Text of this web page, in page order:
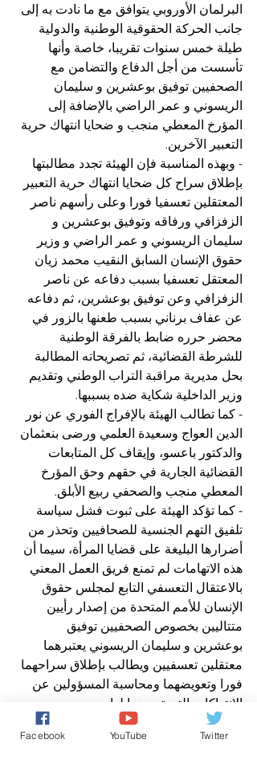
البرلمان الأوروبي يتوافق مع ما نادت به إلى
جانب الحركة الحقوقية الوطنية والدولية
طيلة خمس سنوات تقريبا، خاصة وأنها
تأسست من أجل الدفاع والتضامن مع
الصحفيين توفيق بوعشرين و سليمان
الريسوني و عمر الراضي بالإضافة إلى
المؤرخ المعطي منجب و ضحايا انتهاك حرية
التعبير الآخرين.
- وبهذه المناسبة فإن الهيئة تجدد مطالبتها
بإطلاق سراح كل ضحايا انتهاك حرية التعبير
المعتقلين تعسفيا فورا وعلى رأسهم ناصر
الزفزافي ورفاقه وتوفيق بوعشرين و
سليمان الريسوني و عمر الراضي و وزير
حقوق الإنسان السابق النقيب محمد زيان
المعتقل تعسفيا بسبب دفاعه عن ناصر
الزفزافي وعن توفيق بوعشرين، ثم دفاعه
عن عفاف برناني بسبب طعنها بالزور في
محضر حرره ضابط بالفرقة الوطنية
للشرطة القضائية، ثم تصريحاته المطالبة
بحل مديرية مراقبة التراب الوطني وتقديم
وزير الداخلية شكاية ضده بسببها.
- كما تطالب الهيئة بالإفراج الفوري عن نور
الدين العواج وسعيدة العلمي ورضى بنعثمان
والدكتور باعسو، وإيقاف كل المتابعات
القضائية الجارية في حقهم وحق المؤرخ
المعطي منجب والصحفي ربيع الأبلق.
- كما تؤكد الهيئة على ثبوت فشل سياسة
تلفيق التهم الجنسية للصحافيين وتحذر من
أضرارها البليغة على قضايا المرأة، سيما أن
هذه الاتهامات لم تمنع فريق العمل المعني
بالاعتقال التعسفي التابع لمجلس حقوق
الإنسان للأمم المتحدة من إصدار رأيين
متتاليين بخصوص الصحفيين توفيق
بوعشرين و سليمان الريسوني يعتبرهما
معتقلين تعسفيين ويطالب بإطلاق سراحهما
فورا وتعويضهما ومحاسبة المسؤولين عن
الانتهاكات التي تعرضوا لها.
- وفي الأخير فإن الهيئة تحيي صمود كل
ضحايا انتهاك حرية التعبير المعتقلين تعسفيا
Facebook YouTube Twitter